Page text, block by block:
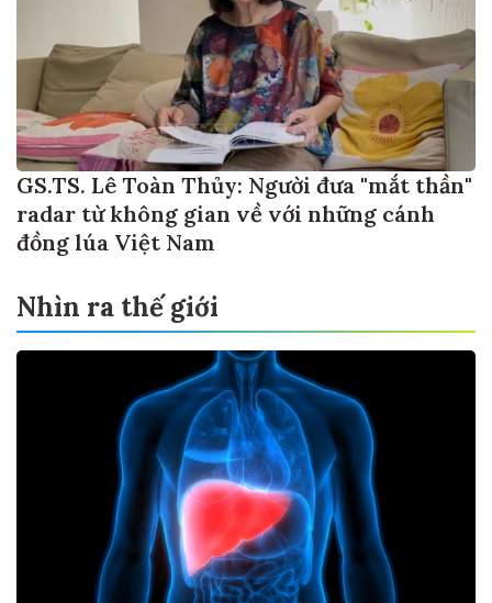
GS.TS. Lê Toàn Thủy: Người đưa "mắt thần"
radar từ không gian về với những cánh
đồng lúa Việt Nam
Nhìn ra thế giới